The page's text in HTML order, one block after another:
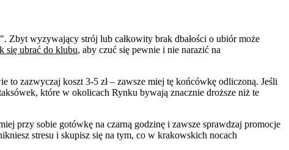
Zbyt wyzywający strój lub całkowity brak dbałości o ubiór może
się ubrać do klubu, aby czuć się pewnie i nie narazić na
zazwyczaj koszt 3-5 zł – zawsze miej tę końcówkę odliczoną. Jeśli
które w okolicach Rynku bywają znacznie droższe niż te
przy sobie gotówkę na czarną godzinę i zawsze sprawdzaj promocje
stresu i skupisz się na tym, co w krakowskich nocach